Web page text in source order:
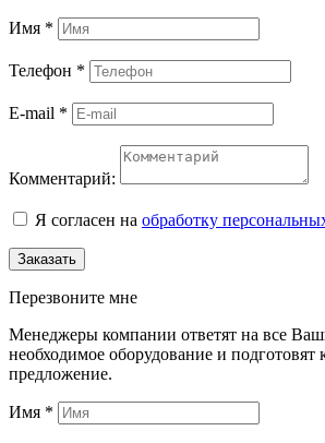
Имя *
Телефон *
E-mail *
Комментарий:
Я согласен на обработку
Заказать
Перезвоните мне
Менеджеры компании ответят на все
необходимое оборудование и подготовят
предложение.
Имя *